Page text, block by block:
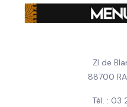
ZI de
88700
Tél. : 03